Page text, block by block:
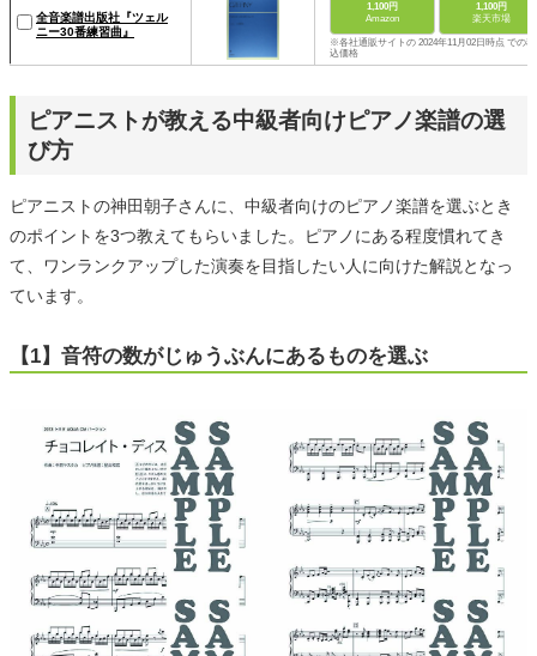
全音楽譜出版社『ツェル
ニー30番練習曲』
1,100円
Amazon
1,100円
楽天市場
※各社通販サイトの 2024年11月02日時点 での税
込価格
ピアニストが教える中級者向けピアノ楽譜の選
び方
ピアニストの神田朝子さんに、中級者向けのピアノ楽譜を選ぶとき
のポイントを3つ教えてもらいました。ピアノにある程度慣れてき
て、ワンランクアップした演奏を目指したい人に向けた解説となっ
ています。
【1】音符の数がじゅうぶんにあるものを選ぶ